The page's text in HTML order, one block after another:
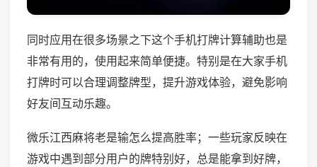
同时应用在很多场景之下这个手机打牌计算辅助也是
非常有用的，使用起来简单便捷。特别是在大家手机
打牌时可以合理调整牌型，提升游戏体验，避免影响
好友间互动乐趣。
微乐江西麻将老是输怎么提高胜率；一些玩家反映在
游戏中遇到部分用户的牌特别好，总是能拿到好牌，